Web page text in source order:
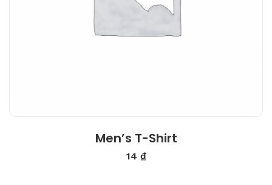
Men’s T-Shirt
14 ₫